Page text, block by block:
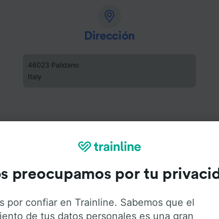
Dirección
46023 Palidano
Italy
preocupamos por tu
por confiar en Trainline. Sabemos que el
de tus datos personales es una gran